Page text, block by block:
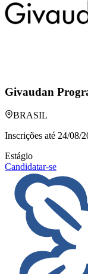
Givaudan
BRASIL
Inscrições até 24/08/
Estágio
Candidatar-se